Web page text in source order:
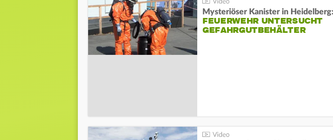
Mysteriöser Kanister in Heidelberg:
FEUERWEHR UNTERSUCHT
GEFAHRGUTBEHÄLTER